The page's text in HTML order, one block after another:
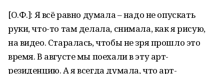
[О.Ф.]: Я всё равно думала – надо не опускать
руки, что-то там делала, снимала, как я рисую,
на видео. Старалась, чтобы не зря прошло это
время. В августе мы поехали в эту арт-
резиденцию. А я всегда думала, что арт-